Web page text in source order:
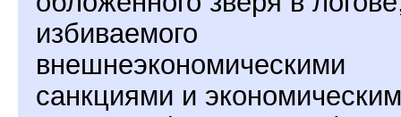
избиваемого
внешнеэкономическими
санкциями и экономическим